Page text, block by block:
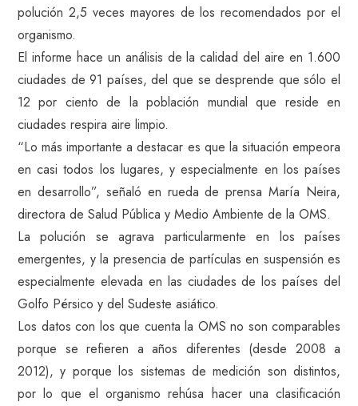
polución 2,5 veces mayores de los recomendados por el
organismo.
El informe hace un análisis de la calidad del aire en 1.600
ciudades de 91 países, del que se desprende que sólo el
12 por ciento de la población mundial que reside en
ciudades respira aire limpio.
“Lo más importante a destacar es que la situación empeora
en casi todos los lugares, y especialmente en los países
en desarrollo”, señaló en rueda de prensa María Neira,
directora de Salud Pública y Medio Ambiente de la OMS.
La polución se agrava particularmente en los países
emergentes, y la presencia de partículas en suspensión es
especialmente elevada en las ciudades de los países del
Golfo Pérsico y del Sudeste asiático.
Los datos con los que cuenta la OMS no son comparables
porque se refieren a años diferentes (desde 2008 a
2012), y porque los sistemas de medición son distintos,
por lo que el organismo rehúsa hacer una clasificación